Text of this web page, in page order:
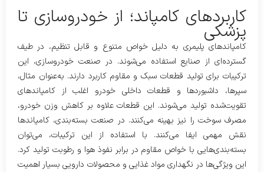
کاربردهای کامپاند؛ از خودروسازی تا
پزشکی
کامپاندهای پلیمری به دلیل خواص متنوع و قابل تنظیم، در طیف
گسترده‌ای از صنایع استفاده می‌شوند. در صنعت خودروسازی، این
ترکیبات برای تولید قطعات سبک و مقاوم کاربرد دارند. به‌عنوان مثال،
سپرها، داشبوردها و قطعات داخلی خودرو اغلب از کامپاندهای
تقویت‌شده تولید می‌شوند. این قطعات علاوه بر کاهش وزن خودرو،
مصرف سوخت را نیز بهینه می‌کنند. در صنعت بسته‌بندی، کامپاندها
نقش مهمی ایفا می‌کنند. با استفاده از این ترکیبات، می‌توان
بسته‌بندی‌هایی با خواص مقاوم در برابر نفوذ هوا و رطوبت تولید کرد.
این ویژگی‌ها در نگهداری مواد غذایی و محصولات دارویی بسیار اهمیت